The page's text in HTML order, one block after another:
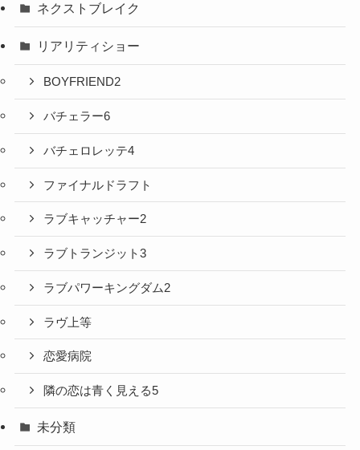
ネクストブレイク
リアリティショー
BOYFRIEND2
バチェラー6
バチェロレッテ4
ファイナルドラフト
ラブキャッチャー2
ラブトランジット3
ラブパワーキングダム2
ラヴ上等
恋愛病院
隣の恋は青く見える5
未分類